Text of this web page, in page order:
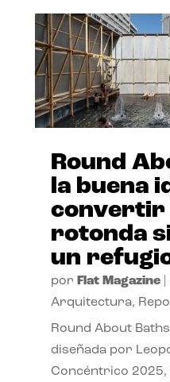
Round
la buena
convertir
rotonda
un
por Flat Magazine|
Arquitectura,
Round About
diseñada por
Concéntrico 2025,